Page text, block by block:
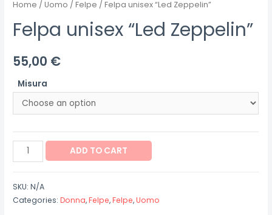
Home /Uomo /Felpe / Felpa unisex “Led Zeppelin”
Felpa unisex “Led Zeppelin”
55,00 €
Misura
Felpa
unisex
Zeppelin"
quantity
ADD TO CART
SKU:N/A
Categories:Donna,Felpe,Felpe,Uomo